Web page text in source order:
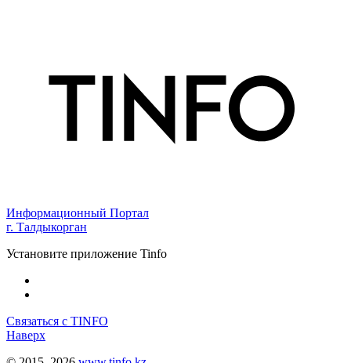
Информационный Портал
г. Талдыкорган
Установите приложение Tinfo
Связаться с TINFO
Наверх